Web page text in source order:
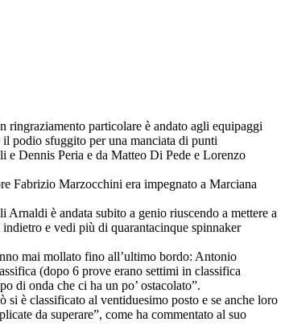
particolare è andato agli equipaggi
podio sfuggito per una manciata di punti
e Dennis Peria e da Matteo Di Pede e Lorenzo
Fabrizio Marzocchini era impegnato a Marciana
è andata subito a genio riuscendo a mettere a
e vedi più di quarantacinque spinnaker
mai mollato fino all’ultimo bordo: Antonio
(dopo 6 prove erano settimi in classifica
di onda che ci ha un po’ ostacolato”.
è classificato al ventiduesimo posto e se anche loro
da superare”, come ha commentato al suo